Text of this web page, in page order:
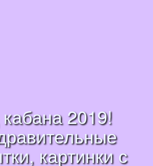
2019!
картинки с